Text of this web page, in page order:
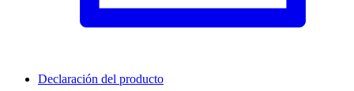
Declaración del producto